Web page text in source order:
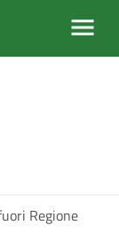
Regione